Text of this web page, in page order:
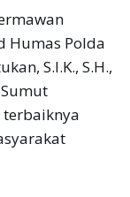
Humas Polda
S.I.K., S.H.,